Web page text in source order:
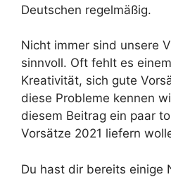
Deutschen regelmäßig.
Nicht immer sind unsere
sinnvoll. Oft fehlt es
Kreativität, sich gute
diese Probleme kennen
diesem Beitrag ein paar
Vorsätze 2021 liefern
Du hast dir bereits einige